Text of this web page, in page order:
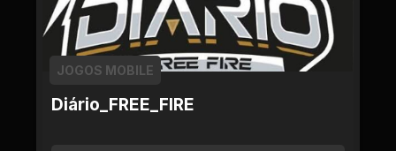
Diário_FREE_FIRE
JOGOS MOBILE